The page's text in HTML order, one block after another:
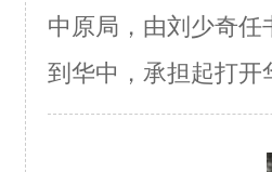
中 原局，由刘少奇任
到华中，承担起打开